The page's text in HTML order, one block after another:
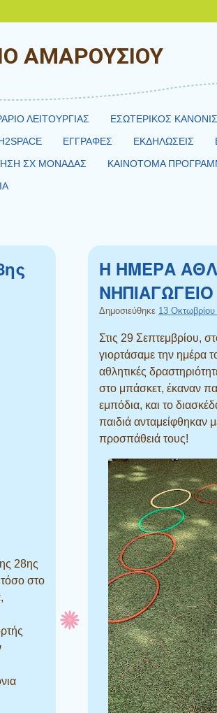
ΑΜΑΡΟΥΣΙΟΥ
ΛΕΙΤΟΥΡΓΙΑΣ ΕΣΩΤΕΡΙΚΟΣ
ΕΓΓΡΑΦΕΣ ΕΚΔΗΛΩΣΕΙΣ
ΣΧ ΜΟΝΑΔΑΣ ΚΑΙΝΟΤΟΜΑ
28ης
στο
Η ΗΜΕΡΑ
Δημοσιεύθηκε 13
Στις 29 Σεπτεμβρίου,
γιορτάσαμε την ημέρα
αθλητικές
στο μπάσκετ, έκαναν
εμπόδια, και το
παιδιά ανταμείφθηκαν
προσπάθειά τους!